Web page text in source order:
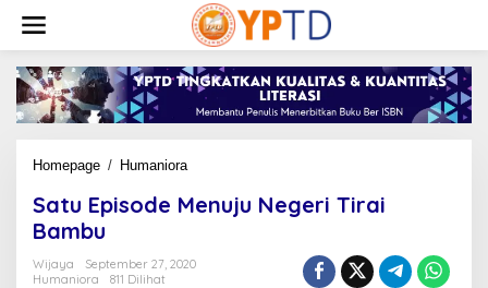
konten
Homepage / HumanioraSatu
Menuju
Bambu
Satu Episode Menuju Negeri Tirai
Bambu
Wijaya
September 27, 2020
Humaniora
811 Dilihat